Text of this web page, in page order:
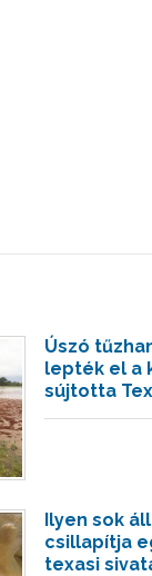
Úszó
lepték el a
sújtotta
Ilyen sok
csillapítja
texasi